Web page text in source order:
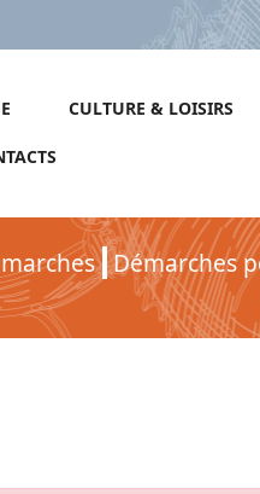
CULTURE & LOISIRS
Démarches